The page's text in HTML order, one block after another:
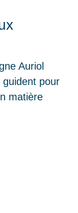
Auriol
pour
matière